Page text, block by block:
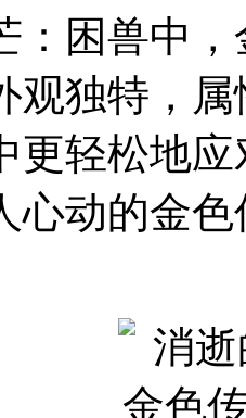
：困兽中，
观独特，
更轻松地
心动的金